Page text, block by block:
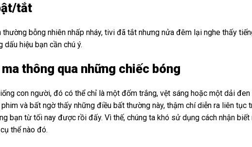
tắt
bỗng nhiên nhấp nháy, tivi đã tắt nhưng nửa đêm lại nghe thấy
hiệu bạn cần chú ý.
thông qua những chiếc bóng
con người, đó có thể chỉ là một đốm trắng, vệt sáng hoặc một dải đen
và bất ngờ thấy những điều bất thường này, thậm chí diễn ra liên tục
bạn từ tối nay được rồi đấy. Vì thế, chúng ta khó sử dụng cách nhận biết
thể nào đó.